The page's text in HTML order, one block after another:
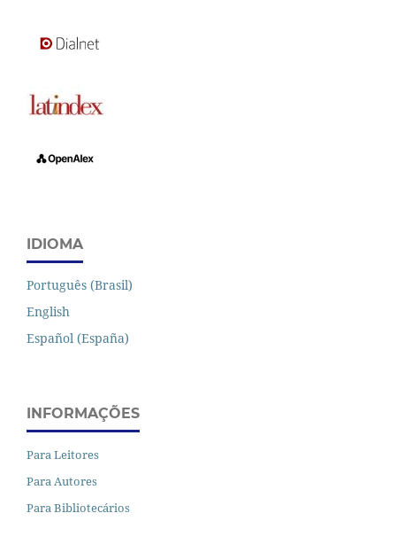
IDIOMA
Português (Brasil)
English
Español (España)
INFORMAÇÕES
Para Leitores
Para Autores
Para Bibliotecários